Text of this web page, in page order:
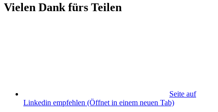
Vielen Dank fürs Teilen
Seite auf
Linkedin empfehlen (Öffnet in einem neuen Tab)